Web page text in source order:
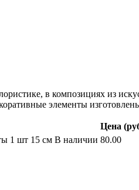
в композициях из
элементы
Цена
1 шт 15 см В наличии 80.00